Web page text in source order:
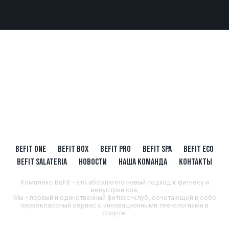
BEFIT ONE BEFIT BOX BEFIT PRO BEFIT SPA
BEFIT ECO
BEFIT SALATERIA
НОВОСТИ НАША КОМАНДА КОНТАКТЫ
Комплекс BeFit - это абсолютно новый подход к фитнесу и
индустрии спа.
Мы - первый и единственный фитнес-клуб, сочетающий в себе
первоклассный сервис с инновационными технологиями в
спорте.